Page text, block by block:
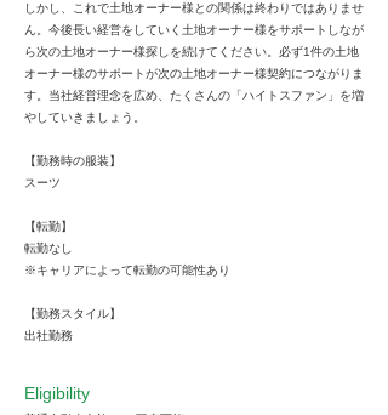
しかし、これで土地オーナー様との関係は終わりではありませ
ん。今後長い経営をしていく土地オーナー様をサポートしなが
ら次の土地オーナー様探しを続けてください。必ず1件の土地
オーナー様のサポートが次の土地オーナー様契約につながりま
す。当社経営理念を広め、たくさんの「ハイトスファン」を増
やしていきましょう。
【勤務時の服装】
スーツ
【転勤】
転勤なし
※キャリアによって転勤の可能性あり
【勤務スタイル】
出社勤務
Eligibility